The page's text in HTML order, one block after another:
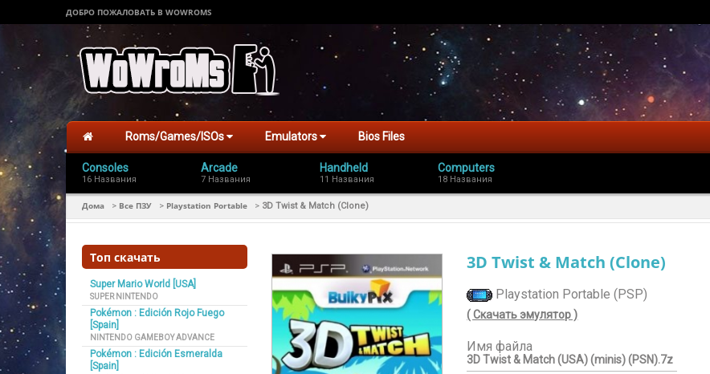
ДОБРО ПОЖАЛОВАТЬ В WOWROMS
Roms/Games/ISOs Emulators Bios Files
Consoles
16 Названия
Arcade
7 Названия
Handheld
11 Названия
Computers
18 Названия
Дома > Все ПЗУ > Playstation Portable > 3D Twist & Match (Clone)
Топ скачать
Super Mario World [USA]
SUPER NINTENDO
Pokémon : Edición Rojo Fuego
[Spain]
NINTENDO GAMEBOY ADVANCE
Pokémon : Edición Esmeralda
[Spain]
3D Twist & Match (Clone)
Playstation Portable (PSP)
( Скачать эмулятор )
Имя файла
3D Twist & Match (USA) (minis) (PSN).7z